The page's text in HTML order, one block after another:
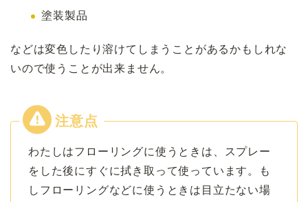
塗装製品
などは変色したり溶けてしまうことがあるかもしれな
いので使うことが出来ません。
わたしはフローリングに使うときは、スプレー
をした後にすぐに拭き取って使っています。も
しフローリングなどに使うときは目立たない場